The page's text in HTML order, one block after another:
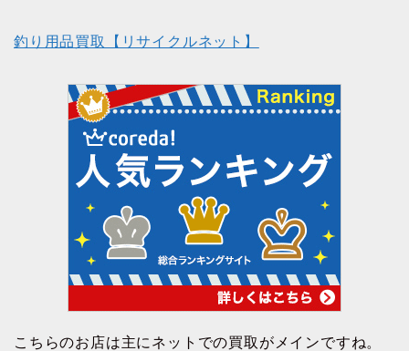
釣り用品買取【リサイクルネット】
こちらのお店は主にネットでの買取がメインですね。